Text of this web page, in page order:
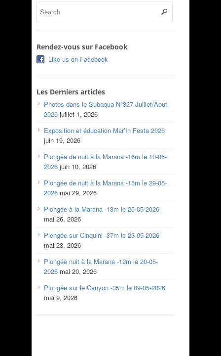
Rendez-vous sur Facebook
Like us on Facebook
Les Derniers articles
Photos dans le Subaqua N°327 Juillet/Aout
2026 juillet 1, 2026
Exposition et éducation Mar’In Festa 2026
juin 19, 2026
Plongée de nuit à la Marana -16m le 10-06-
2026 juin 10, 2026
Plongée de nuit à la Marana -15m le 29-05-
2026 mai 29, 2026
Plongée à la Marana -13m le 26-05-2026
mai 26, 2026
Plongée sur Cinquini -37m le 23-05-2026
mai 23, 2026
Plongée nuit à la Marana -12m le 20-05-
2026 mai 20, 2026
Plongée sur le Canyon -35m le 09-05-2026
mai 9, 2026